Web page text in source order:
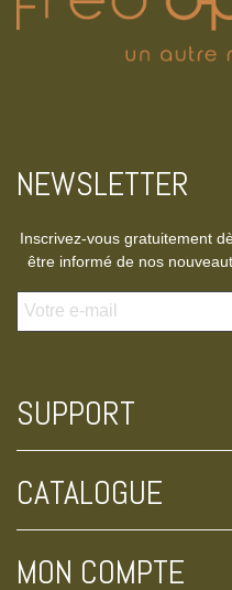
NEWSLETTER
Inscrivez-vous gratuitement
être informé de nos
SUPPORT
CATALOGUE
MON COMPTE